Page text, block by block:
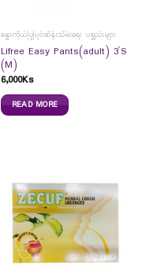
ခန္ဓာကိုယ်ပြုပြင်ထိန်းသိမ်းရေး ပစ္စည်းများ
Lifree Easy Pants(adult) 3`S
(M)
6,000Ks
READ MORE